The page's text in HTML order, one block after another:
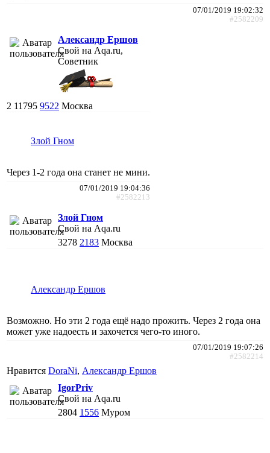
07/01/2019 19:02:32
#2582209
Александр Ершов
Свой на Aqa.ru,
Советник
2 11795 9522 Москва
Злой Гном
Через 1-2 года она станет не мини.
07/01/2019 19:04:36
#2582213
Злой Гном
Свой на Aqa.ru
3278 2183 Москва
Александр Ершов
Возможно. Но эти 2 года ещё надо прожить. Через 2 года она
может уже надоесть и захочется чего-то иного.
07/01/2019 19:07:26
#2582214
Нравится DoraNi, Александр Ершов
IgorPriv
Свой на Aqa.ru
2804 1556 Муром